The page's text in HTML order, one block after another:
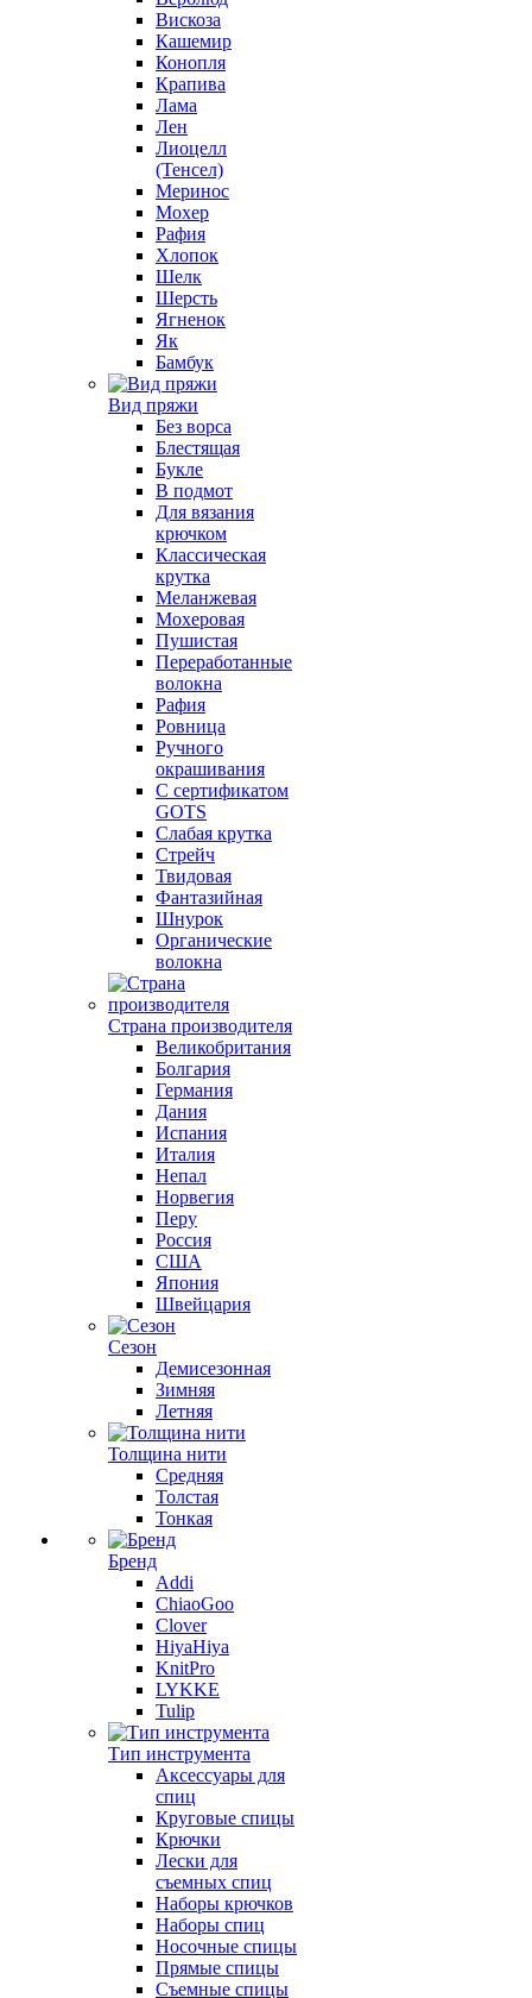
Вискоза
Кашемир
Конопля
Крапива
Лама
Лен
Лиоцелл
(Тенсел)
Меринос
Мохер
Рафия
Хлопок
Шелк
Шерсть
Ягненок
Як
Бамбук
Вид пряжи
Без ворса
Блестящая
Букле
В подмот
Для вязания
крючком
Классическая
крутка
Меланжевая
Мохеровая
Пушистая
Переработанные
волокна
Рафия
Ровница
Ручного
окрашивания
С сертификатом
GOTS
Слабая крутка
Стрейч
Твидовая
Фантазийная
Шнурок
Органические
волокна
Страна производителя
Великобритания
Болгария
Германия
Дания
Испания
Италия
Непал
Норвегия
Перу
Россия
США
Япония
Швейцария
Сезон
Демисезонная
Зимняя
Летняя
Толщина нити
Средняя
Толстая
Тонкая
Бренд
Addi
ChiaoGoo
Clover
HiyaHiya
KnitPro
LYKKE
Tulip
Тип инструмента
Аксессуары для
спиц
Круговые спицы
Крючки
Лески для
съемных спиц
Наборы крючков
Наборы спиц
Носочные спицы
Прямые спицы
Съемные спицы